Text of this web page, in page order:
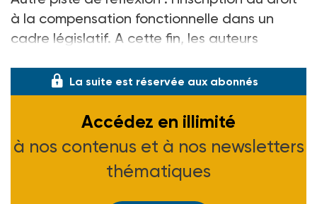
à la compensation fonctionnelle dans un
cadre législatif. A cette fin, les auteurs
La suite est réservée aux abonnés
Accédez en illimité
à nos contenus et à nos newsletters
thématiques